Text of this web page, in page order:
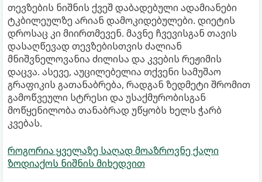
თევზების ნიშნის ქვეშ დაბადებული ადამიანები
ტკბილეულზე არიან დამოკიდებულები. დიეტის
დროსაც კი მიირთმევენ. მავნე ჩვევისგან თავის
დასაღწევად თევზებისთვის ძალიან
მნიშვნელოვანია ძილისა და კვების რეჟიმის
დაცვა. ასევე, აუცილებელია თქვენი სამუშაო
გრაფიკის გათანაბრება, რადგან ზედმეტი შრომით
გამოწვეული სტრესი და უსაქმურობისგან
მოწყენილობა თანაბრად უწყობს ხელს ჭარბ
კვებას.
როგორია ყველაზე საღად მოაზროვნე ქალი
ზოდიაქოს ნიშნის მიხედვით